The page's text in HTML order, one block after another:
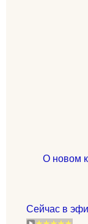
О новом
Сейчас в